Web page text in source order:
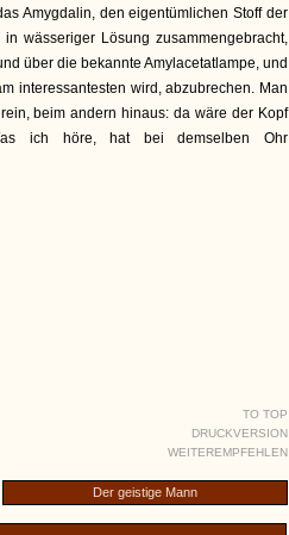
Amygdalin, den eigentümlichen Stoff der
wässeriger Lösung zusammengebracht,
über die bekannte Amylacetatlampe, und
interessantesten wird, abzubrechen. Man
beim andern hinaus: da wäre der Kopf
ich höre, hat bei demselben Ohr
TO TOP
DRUCKVERSION
WEITEREMPFEHLEN
Der geistige Mann